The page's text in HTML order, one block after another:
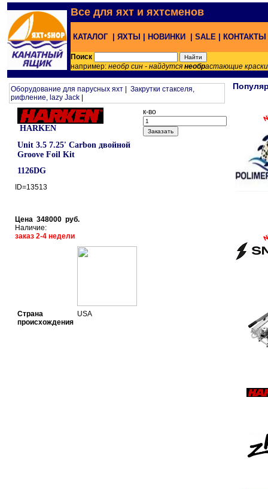
Все для яхт и яхтсменов
КАТАЛОГ | ЯХТЫ | НОВИНКИ | SALE | КОНТАКТЫ
Поиск
например: необр син - найдутся необрастающие
Оборудование для парусных яхт
Закрутки стакселя,
рифление, lazy Jack
HARKEN
Unit 3.5 7.25' Carbon двойной
Groove Foil Kit
1126DG
ID=13513
Цена 348000 руб.
Наличие:
заказ 2-4 недели
к-во
Страна
происхождения
USA